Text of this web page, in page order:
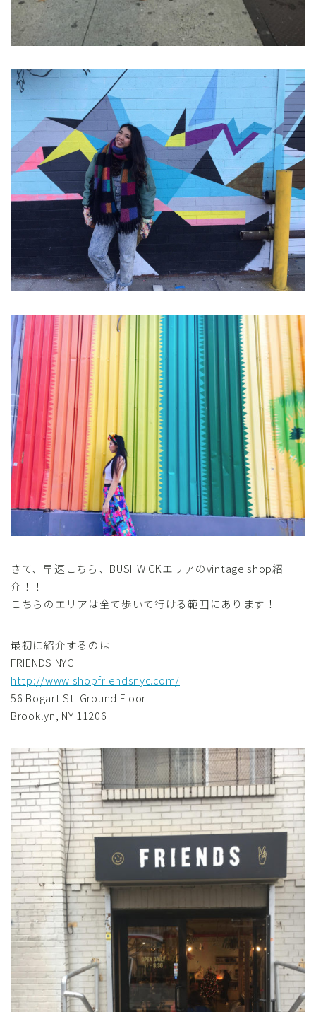
さて、早速こちら、BUSHWICKエリアのvintage shop紹
介！！
こちらのエリアは全て歩いて行ける範囲にあります！
最初に紹介するのは
FRIENDS NYC
http://www.shopfriendsnyc.com/
56 Bogart St. Ground Floor
Brooklyn, NY 11206